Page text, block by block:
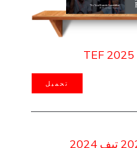
تحميل